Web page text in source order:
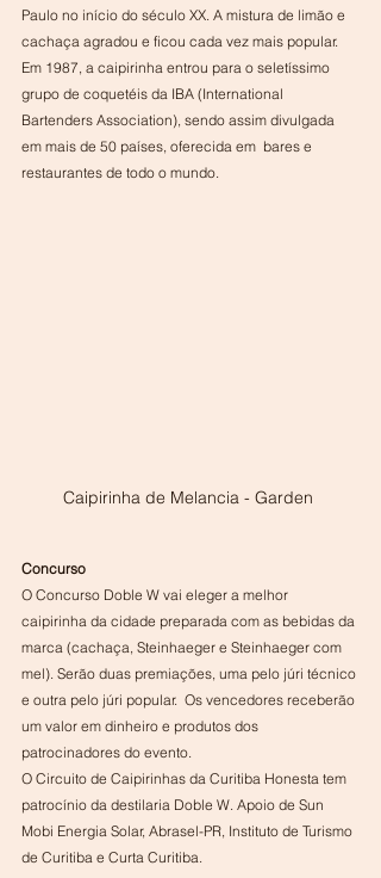
Paulo no início do século XX. A mistura de limão e
cachaça agradou e ficou cada vez mais popular.
Em 1987, a caipirinha entrou para o seletíssimo
grupo de coquetéis da IBA (International
Bartenders Association), sendo assim divulgada
em mais de 50 países, oferecida em  bares e
restaurantes de todo o mundo.
Caipirinha de Melancia - Garden
Concurso
O Concurso Doble W vai eleger a melhor
caipirinha da cidade preparada com as bebidas da
marca (cachaça, Steinhaeger e Steinhaeger com
mel). Serão duas premiações, uma pelo júri técnico
e outra pelo júri popular.  Os vencedores receberão
um valor em dinheiro e produtos dos
patrocinadores do evento.
O Circuito de Caipirinhas da Curitiba Honesta tem
patrocínio da destilaria Doble W. Apoio de Sun
Mobi Energia Solar, Abrasel-PR, Instituto de Turismo
de Curitiba e Curta Curitiba.